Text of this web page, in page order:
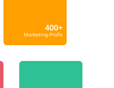
400+
Marketing-Profis